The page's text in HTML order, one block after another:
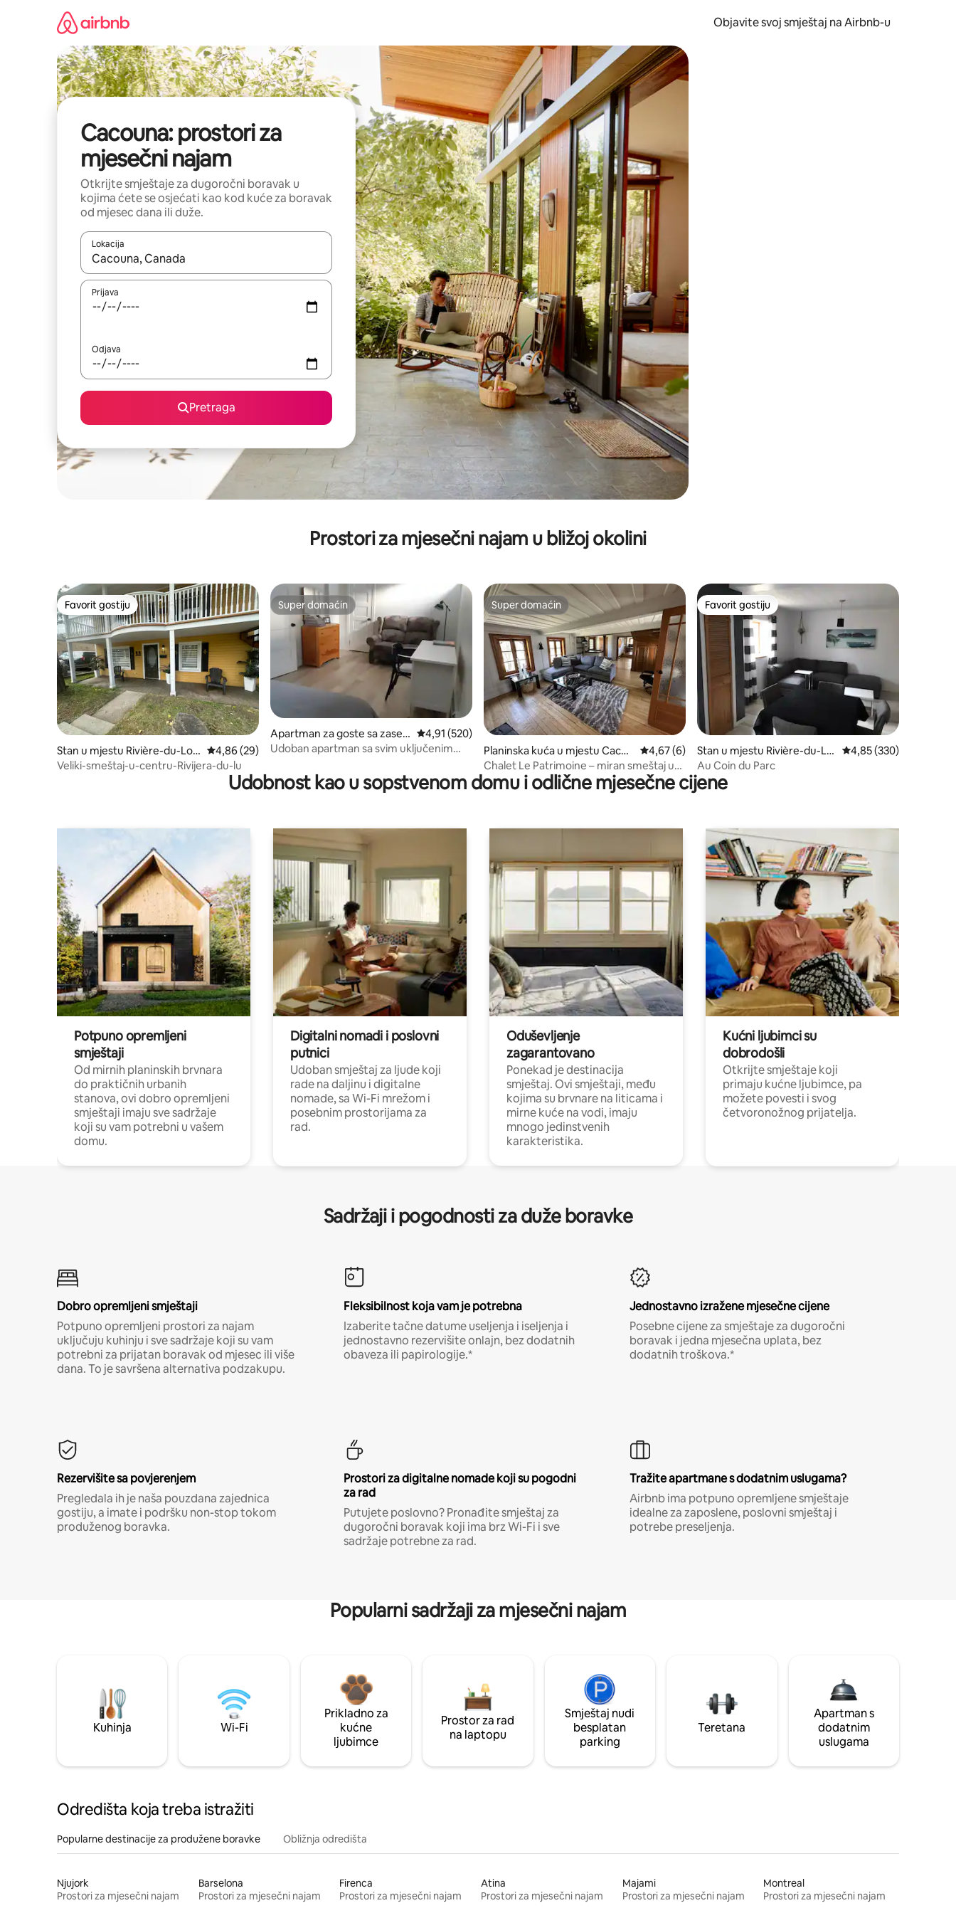
Objavite svoj smještaj na Airbnb-u
Cacouna: prostori za
mjesečni najam
Otkrijte smještaje za dugoročni boravak u
kojima ćete se osjećati kao kod kuće za boravak
od mjesec dana ili duže.
Lokacija
Kad su rezultati dostupni, možete da se krećete kroz njih pomoću strelica nagore i nadolje, kao i da ih istražujte dodirom ili prevlačenjem.
Prijava
Odjava
Pretraga
Prostori za mjesečni najam u bližoj okolini
Favorit gostiju
Favorit gostiju
Stan u mjestu Rivière-du-Lou
p
prosječna ocjena 4,86 od 5, recenzija: 29
4,86 (29)
Veliki-smeštaj-u-centru-Rivijera-du-lu
Super domaćin
Super domaćin
Apartman za goste sa zaseb
nim ulazom u mjestu Rivière
prosječna ocjena 4,91 od 5, recenzija: 520
4,91 (520)
Udoban apartman sa svim uključenim
Super domaćin
Super domaćin
Planinska kuća u mjestu Cacou
na
prosječna ocjena 4,67 od 5, recenzija: 6
4,67 (6)
Chalet Le Patrimoine – miran smeštaj uz
reku
Favorit gostiju
Favorit gostiju
Stan u mjestu Rivière-du-Lo
up
prosječna ocjena 4,85
4,85 (330)
Au Coin du Parc
Udobnost kao u sopstvenom domu i odlične mjesečne cijene
Potpuno opremljeni
smještaji
Od mirnih planinskih brvnara
do praktičnih urbanih
stanova, ovi dobro opremljeni
smještaji imaju sve sadržaje
koji su vam potrebni u vašem
domu.
Digitalni nomadi i poslovni
putnici
Udoban smještaj za ljude koji
rade na daljinu i digitalne
nomade, sa Wi-Fi mrežom i
posebnim prostorijama za
rad.
Oduševljenje
zagarantovano
Ponekad je destinacija
smještaj. Ovi smještaji, među
kojima su brvnare na liticama i
mirne kuće na vodi, imaju
mnogo jedinstvenih
karakteristika.
Kućni ljubimci su
dobrodošli
Otkrijte smještaje koji
primaju kućne ljubimce, pa
možete povesti i svog
četvoronožnog prijatelja.
Sadržaji i pogodnosti za duže boravke
Dobro opremljeni smještaji
Potpuno opremljeni prostori za najam
uključuju kuhinju i sve sadržaje koji su vam
potrebni za prijatan boravak od mjesec ili više
dana. To je savršena alternativa podzakupu.
Fleksibilnost koja vam je potrebna
Izaberite tačne datume useljenja i iseljenja i
jednostavno rezervišite onlajn, bez dodatnih
obaveza ili papirologije.*
Jednostavno izražene mjesečne cijene
Posebne cijene za smještaje za dugoročni
boravak i jedna mjesečna uplata, bez
dodatnih troškova.*
Rezervišite sa povjerenjem
Pregledala ih je naša pouzdana zajednica
gostiju, a imate i podršku non-stop tokom
produženog boravka.
Prostori za digitalne nomade koji su pogodni
za rad
Putujete poslovno? Pronađite smještaj za
dugoročni boravak koji ima brz Wi-Fi i sve
sadržaje potrebne za rad.
Tražite apartmane s dodatnim uslugama?
Airbnb ima potpuno opremljene smještaje
idealne za zaposlene, poslovni smještaj i
potrebe preseljenja.
Popularni sadržaji za mjesečni najam
Kuhinja Wi-Fi
Prikladno za
kućne
ljubimce
Prostor za rad
na laptopu
Smještaj nudi
besplatan
parking
Teretana
Apartman s
dodatnim
uslugama
Odredišta koja treba istražiti
Popularne destinacije za produžene boravke Obližnja odredišta
Njujork
Prostori za mjesečni najam
Barselona
Prostori za mjesečni najam
Firenca
Prostori za mjesečni najam
Atina
Prostori za mjesečni najam
Majami
Prostori za mjesečni najam
Montreal
Prostori za mjesečni najam